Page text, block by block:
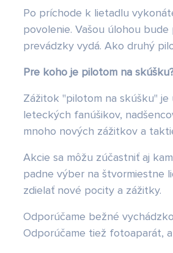
Po príchode k lietadlu
povolenie. Vašou úlohou
prevádzky vydá. Ako druhý
Pre koho je pilotom na
Zážitok "pilotom na skúšku"
leteckých fanúšikov,
mnoho nových zážitkov a
Akcie sa môžu zúčastniť aj
padne výber na štvormiestne
zdielať nové pocity a zážitky.
Odporúčame bežné
Odporúčame tiež fotoaparát,